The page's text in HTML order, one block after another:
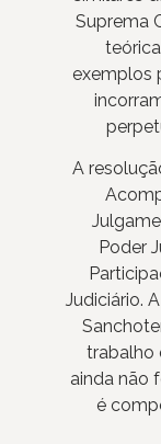
Suprema
exemplos
A
Poder
Judiciário.
trabalho
ainda não
é